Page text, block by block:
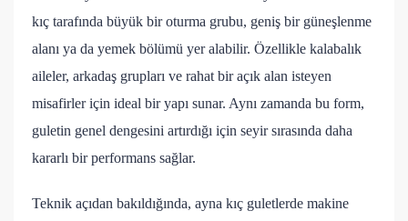
kıç tarafında büyük bir oturma grubu, geniş bir güneşlenme
alanı ya da yemek bölümü yer alabilir. Özellikle kalabalık
aileler, arkadaş grupları ve rahat bir açık alan isteyen
misafirler için ideal bir yapı sunar. Aynı zamanda bu form,
guletin genel dengesini artırdığı için seyir sırasında daha
kararlı bir performans sağlar.
Teknik açıdan bakıldığında, ayna kıç guletlerde makine